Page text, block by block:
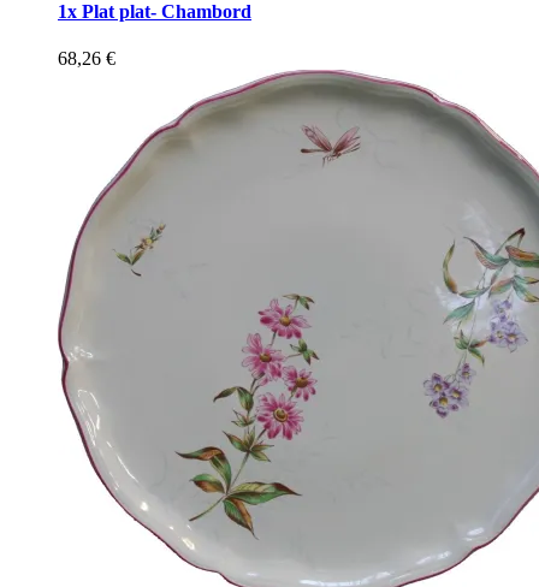
1x Plat plat- Chambord
68,26 €